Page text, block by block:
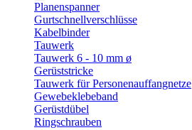
Planenspanner
Gurtschnellverschlüsse
Kabelbinder
Tauwerk
Tauwerk 6 - 10 mm ø
Gerüststricke
Tauwerk für Personenauffangnetze
Gewebeklebeband
Gerüstdübel
Ringschrauben